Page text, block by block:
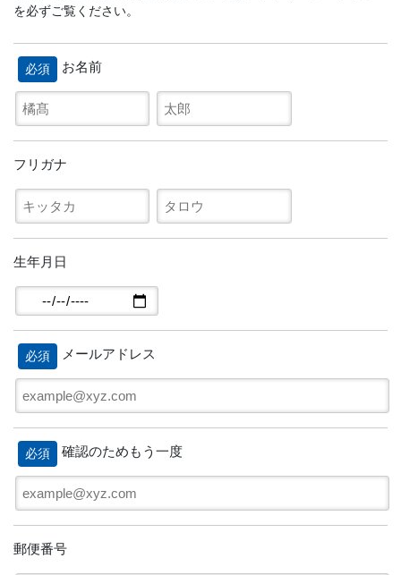
を必ずご覧ください。
必須 お名前
フリガナ
生年月日
必須 メールアドレス
必須 確認のためもう一度
郵便番号